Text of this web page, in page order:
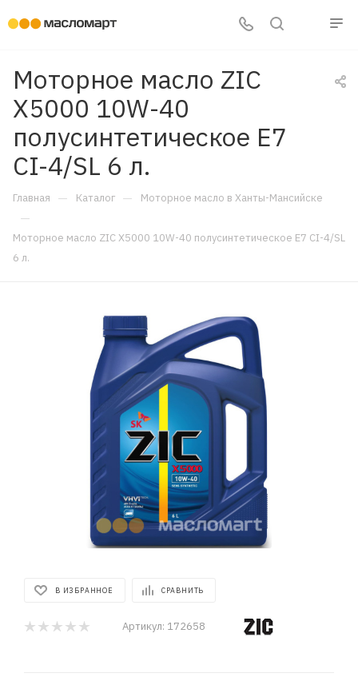
Моторное масло ZIC
X5000 10W-40
полусинтетическое E7
CI-4/SL 6 л.
Главная — Каталог — Моторное масло в Ханты-Мансийске
—
Моторное масло ZIC X5000 10W-40 полусинтетическое E7 CI-4/SL
6 л.
В ИЗБРАННОЕ СРАВНИТЬ
Артикул: 172658